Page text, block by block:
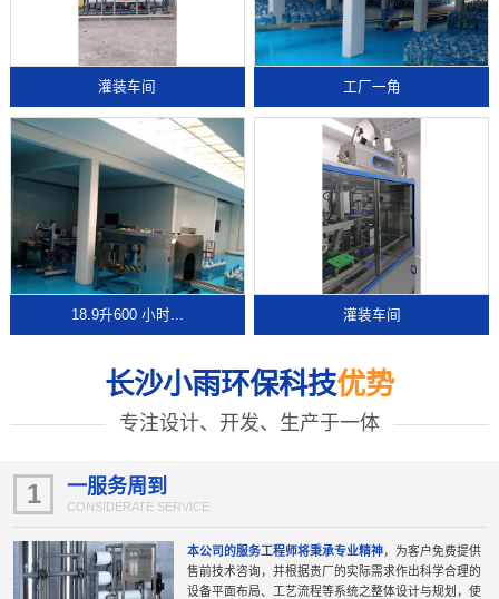
灌装车间 工厂一角
18.9升600 小时... 灌装车间
长沙小雨环保科技优势
专注设计、开发、生产于一体
1 一服务周到
CONSIDERATE SERVICE
本公司的服务工程师将秉承专业精神，为客户免费提供
售前技术咨询，并根据贵厂的实际需求作出科学合理的
设备平面布局、工艺流程等系统之整体设计与规划，使